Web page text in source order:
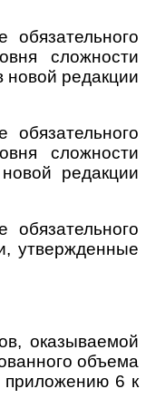
сложности
новой редакции
сложности
редакции
утвержденные
оказываемой
объема
приложению 6 к